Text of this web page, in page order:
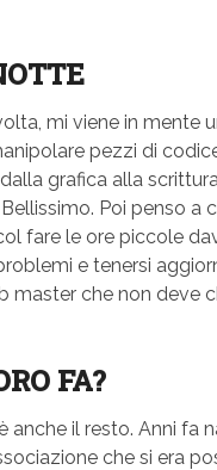
mi viene in mente
pezzi di
grafica alla
Poi penso a
fare le ore piccole
e tenersi
master che non deve
FA?
anche il resto. Anni fa
che si era